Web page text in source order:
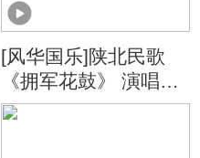
[风华国乐]陕北民歌
《拥军花鼓》 演唱：
王丽达 汤子星 演奏：